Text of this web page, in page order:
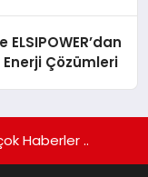
Çözümleri
Haberler ..